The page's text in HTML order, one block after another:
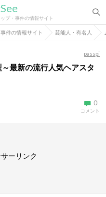
プ・事件の情報サイト
件の情報サイト 芸能人・有名人
passpi
最新の流行人気ヘアスタ
0
コメント
ーリンク